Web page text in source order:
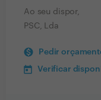
Ao seu dispor,
PSC, Lda
Pedir
Verificar